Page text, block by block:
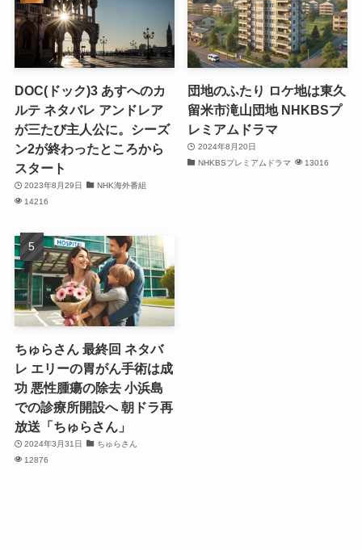
DOC(ドック)3 あすへのカ
ルテ ネタバレ アンドレア
が三たび主人公に。シーズ
ン2が終わったところから
スタート
2023年8月29日
NHK海外番組
14216
団地のふたり ロケ地は東久
留米市滝山団地 NHKBSプ
レミアムドラマ
2024年8月20日
NHKBSプレミアムドラマ
13016
ちゅらさん 最終回 ネタバ
レ エリーの胃がん手術は成
功 悪性腫瘍の除去 小浜島
での診療所開設へ 朝ドラ再
放送「ちゅらさん」
2024年3月31日
ちゅらさん
12876